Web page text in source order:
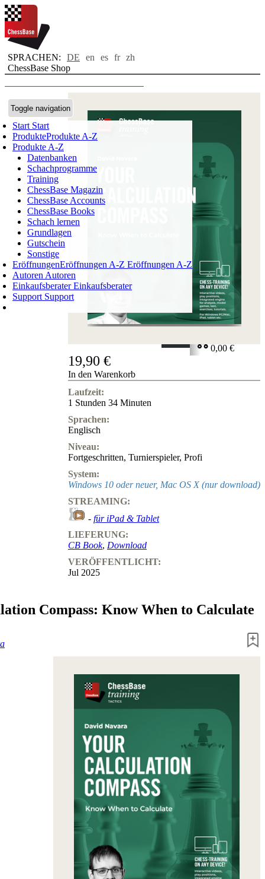
SPRACHEN: DE en es fr zh
ChessBase Shop
Toggle navigation
Start Start
ProdukteProdukte A-Z
Produkte A-Z
Datenbanken
Schachprogramme
Training
ChessBase Magazin
ChessBase Accounts
ChessBase Books
Schach lernen
Grundlagen
Gutschein
Sonstige
EröffnungenEröffnungen A-Z Eröffnungen A-Z
Autoren Autoren
EinkaufsberaterEinkaufsberater
Support Support
Login
WARENKORB
0,00 €
19,90 €
In den Warenkorb
Laufzeit:
1 Stunden 34 Minuten
Sprachen:
Englisch
Niveau:
Fortgeschritten, Turnierspieler, Profi
System:
Windows 10 oder neuer, Mac OS X (nur download)
STREAMING:
- für iPad & Tablet
LIEFERUNG:
CB Book, Download
VERÖFFENTLICHT:
Jul 2025
Compass: Know When to Calculate